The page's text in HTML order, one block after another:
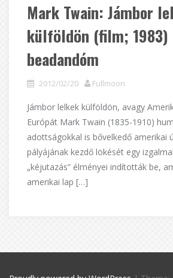
Mark Twain: Jámbor
külföldön (film; 1983)
beadandóm
2012/02/20 Fullmoon
Jámbor lelkek külföldön, avagy
Európát Mark Twain (1835-1910)
adottságokkal is bővelkedő amerikai
pályájának kezdő lökését egy
„kéjutazás” élményei indították be,
amerikai lap […]